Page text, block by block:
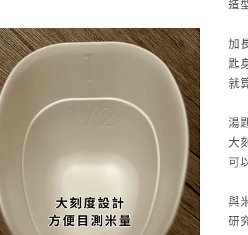
加
匙
就
湯
大
可
與
研